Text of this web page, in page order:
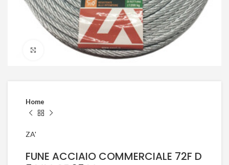
Click to enlarge
Home
ZA'
FUNE ACCIAIO COMMERCIALE 72F D